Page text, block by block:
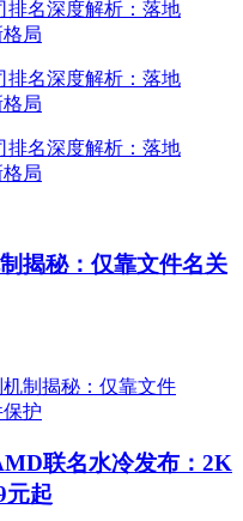
揭秘：仅靠文件名关
联名水冷发布：2K
元起